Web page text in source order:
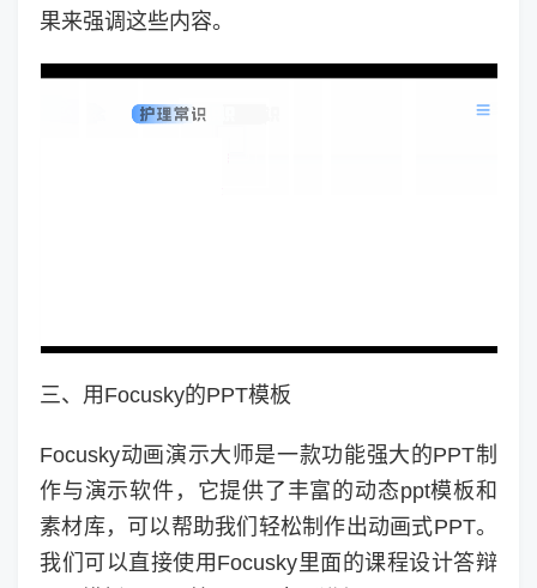
果来强调这些内容。
三、用Focusky的PPT模板
Focusky动画演示大师是一款功能强大的PPT制
作与演示软件，它提供了丰富的动态ppt模板和
素材库，可以帮助我们轻松制作出动画式PPT。
我们可以直接使用Focusky里面的课程设计答辩